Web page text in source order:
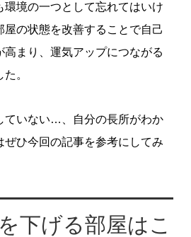
環境の一つとして忘れてはいけ
屋の状態を改善することで自己
まり、運気アップにつながる
。
ていない…、自分の長所がわか
ひ今回の記事を参考にしてみ
下げる部屋はこ